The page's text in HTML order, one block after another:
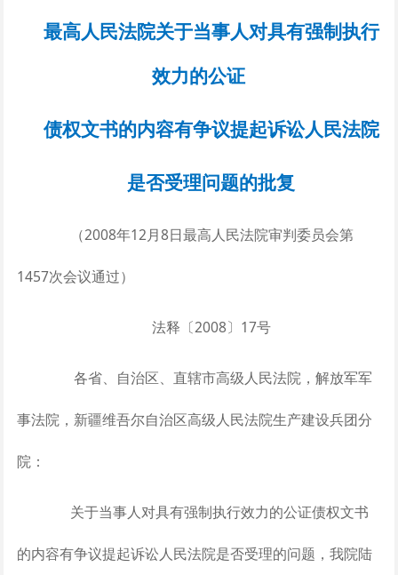
最高人民法院关于当事人对具有强制执行
效力的公证
债权文书的内容有争议提起诉讼人民法院
是否受理问题的批复
（2008年12月8日最高人民法院审判委员会第
1457次会议通过）
法释〔2008〕17号
各省、自治区、直辖市高级人民法院，解放军军
事法院，新疆维吾尔自治区高级人民法院生产建设兵团分
院：
关于当事人对具有强制执行效力的公证债权文书
的内容有争议提起诉讼人民法院是否受理的问题，我院陆